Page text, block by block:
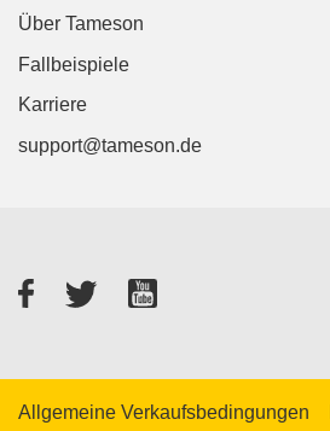
Über Tameson
Fallbeispiele
Karriere
support@tameson.de
FacebookTwitterYouTube
Allgemeine Verkaufsbedingungen